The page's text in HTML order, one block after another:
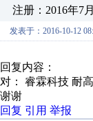
注册：2016年7
发表于：2016-10-12
回复内容：
对： 睿霖科技 耐
谢谢
回复 引用 举报